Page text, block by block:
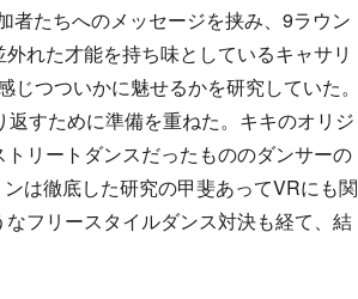
たちへのメッセージを挟み、9ラウン
れた才能を持ち味としているキャサリ
つついかに魅せるかを研究していた。
すために準備を重ねた。キキのオリジ
リートダンスだったもののダンサーの
は徹底した研究の甲斐あってVRにも関
フリースタイルダンス対決も経て、結